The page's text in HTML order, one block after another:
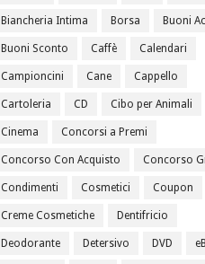
Biancheria Intima Borsa Buoni
Buoni Sconto Caffè Calendari
Campioncini Cane Cappello
Cartoleria CD Cibo per Animali
Cinema Concorsi a Premi
Concorso Con Acquisto Concorso
Condimenti Cosmetici Coupon
Creme Cosmetiche Dentifricio
Deodorante Detersivo DVD